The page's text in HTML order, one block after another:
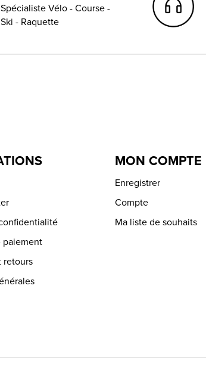
Spécialiste Vélo - Course -
Ski - Raquette
paiement
retours
MON COMPTE
Enregistrer
Compte
Ma liste de souhaits